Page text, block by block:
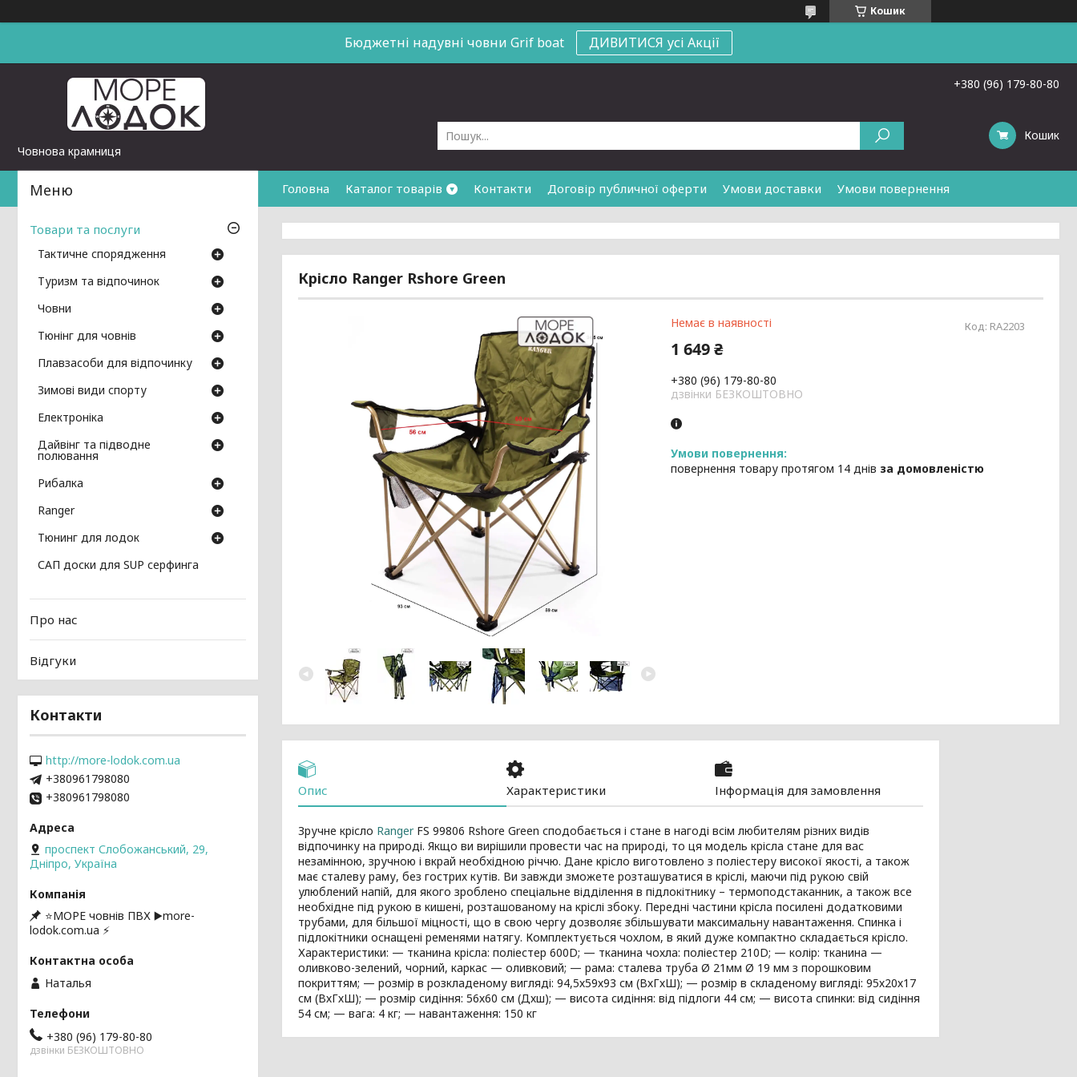
Кошик
Бюджетні надувні човни Grif boat ДИВИТИСЯ усі Акції
Човнова крамниця
+380 (96) 179-80-80
Кошик
Головна Каталог товарів Контакти Договір публичної оферти Умови доставки Умови повернення
Крісло Ranger Rshore Green
Немає в наявності Код: RA2203
1 649 ₴
+380 (96) 179-80-80
дзвінки БЕЗКОШТОВНО
повернення товару протягом 14 днів за домовленістю
Опис Характеристики Інформація для замовлення
Зручне крісло RangerFS 99806 Rshore Green сподобається і стане в нагоді всім любителям різних видів
відпочинку на природі. Якщо ви вирішили провести час на природі, то ця модель крісла стане для вас
незамінною, зручною і вкрай необхідною річчю. Дане крісло виготовлено з поліестеру високої якості, а також
має сталеву раму, без гострих кутів. Ви завжди зможете розташуватися в кріслі, маючи під рукою свій
улюблений напій, для якого зроблено спеціальне відділення в підлокітнику – термоподстаканник, а також все
необхідне під рукою в кишені, розташованому на кріслі збоку. Передні частини крісла посилені додатковими
трубами, для більшої міцності, що в свою чергу дозволяє збільшувати максимальну навантаження. Спинка і
підлокітники оснащені ременями натягу. Комплектується чохлом, в який дуже компактно складається крісло.
Характеристики: — тканина крісла: поліестер 600D; — тканина чохла: поліестер 210D; — колір: тканина —
оливково-зелений, чорний, каркас — оливковий; — рама: сталева труба Ø 21мм Ø 19 мм з порошковим
покриттям; — розмір в розкладеному вигляді: 94,5х59х93 см (ВхГхШ); — розмір в складеному вигляді: 95х20х17
см (ВхГхШ); — розмір сидіння: 56х60 см (Дхш); — висота сидіння: від підлоги 44 см; — висота спинки: від сидіння
54 см; — вага: 4 кг; — навантаження: 150 кг
Товари та послуги
Тактичне спорядження
Туризм та відпочинок
Човни
Тюнінг для човнів
Плавзасоби для відпочинку
Зимові види спорту
Електроніка
Дайвінг та підводне
полювання
Рибалка
Ranger
Тюнинг для лодок
САП доски для SUP серфинга
Про нас
Відгуки
Контакти
http://more-lodok.com.ua
+380961798080
+380961798080
проспект Слобожанський, 29,
Дніпро, Україна
⭐️МОРЕ човнів ПВХ ▶️more-
lodok.com.ua ⚡
Наталья
+380 (96) 179-80-80
дзвінки БЕЗКОШТОВНО